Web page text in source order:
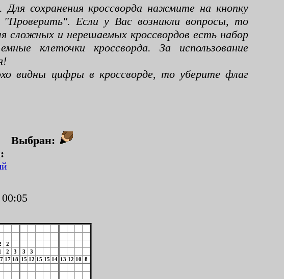
сохранения кроссворда нажмите на кнопку
"Проверить". Если у Вас возникли вопросы, то
сложных и нерешаемых кроссвордов есть набор
клеточки кроссворда. За использование
видны цифры в кроссворде, то уберите флаг
2
2 3 3
3
17 18 15 12 15 15 14 13 12 10 8